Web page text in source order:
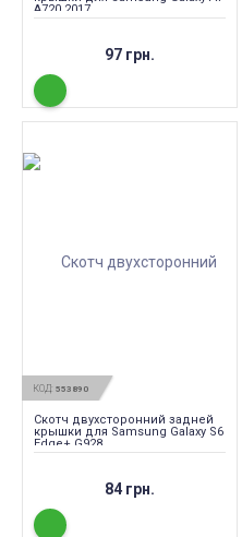
A720 2017
97 грн.
КОД: 553890
Скотч двухсторонний задней
крышки для Samsung Galaxy S6
Edge+ G928
84 грн.